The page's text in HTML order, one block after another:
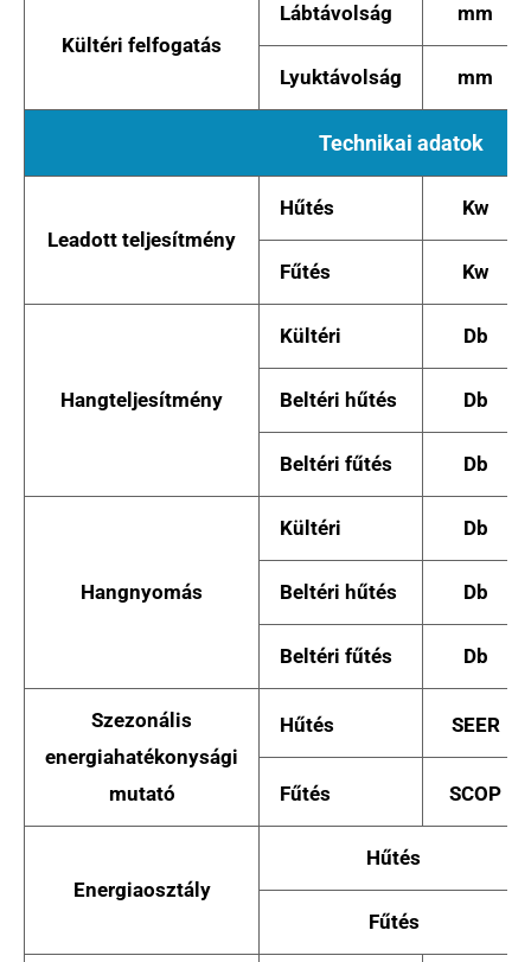
Kültéri felfogatás
Lábtávolság mm
Lyuktávolság mm
Technikai adatok
Leadott teljesítmény
Hűtés Kw
Fűtés Kw
Hangteljesítmény
Kültéri Db
Beltéri hűtés Db
Beltéri fűtés Db
Hangnyomás
Kültéri Db
Beltéri hűtés Db
Beltéri fűtés Db
Szezonális
energiahatékonysági
mutató
Hűtés SEER
Fűtés SCOP
Energiaosztály
Hűtés
Fűtés